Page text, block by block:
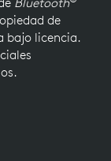
de
bajo licencia.